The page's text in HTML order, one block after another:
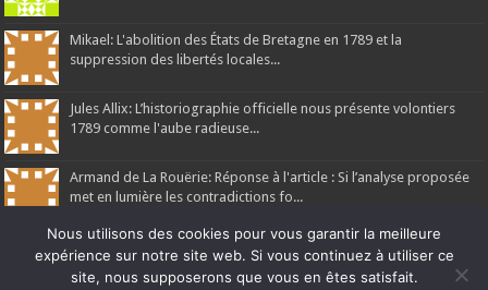
Mikael: L'abolition des États de Bretagne en 1789 et la
suppression des libertés locales...
Jules Allix: L’historiographie officielle nous présente volontiers
1789 comme l'aube radieuse...
Armand de La Rouërie: Réponse à l'article : Si l’analyse proposée
met en lumière les contradictions fo...
Nous utilisons des cookies pour vous garantir la meilleure
expérience sur notre site web. Si vous continuez à utiliser ce
site, nous supposerons que vous en êtes satisfait.